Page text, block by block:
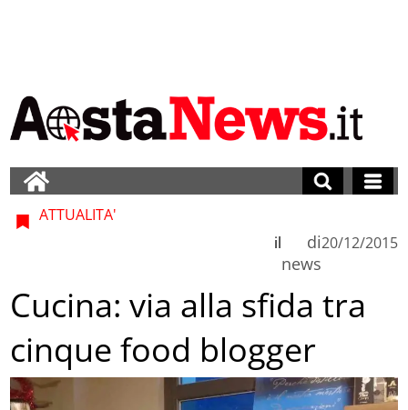
ATTUALITA'
di
news
il 20/12/2015
Cucina: via alla sfida tra
cinque food blogger